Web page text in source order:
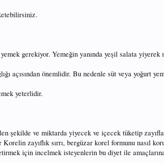
gerekiyor. Yemeğin yanında yeşil salata
açısından önemlidir. Bu nedenle süt veya yoğurt
yeterlidir.
şekilde ve miktarda yiyecek ve içecek tüketip
zayıflık sırrı, bergüzar korel formunu nasıl
için incelmek isteyenlerin bu diyet ile